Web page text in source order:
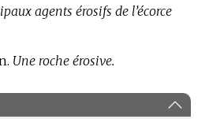
agents érosifs de l’écorce
Une roche érosive.